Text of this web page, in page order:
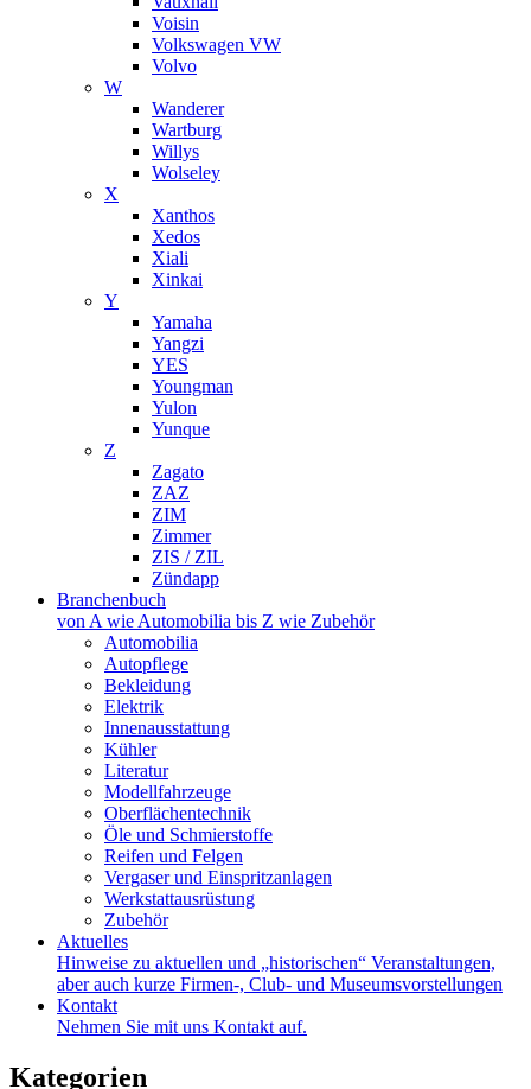
Voisin
Volkswagen VW
Volvo
W
Wanderer
Wartburg
Willys
Wolseley
X
Xanthos
Xedos
Xiali
Xinkai
Y
Yamaha
Yangzi
YES
Youngman
Yulon
Yunque
Z
Zagato
ZAZ
ZIM
Zimmer
ZIS / ZIL
Zündapp
Branchenbuch
von A wie Automobilia bis Z wie Zubehör
Automobilia
Autopflege
Bekleidung
Elektrik
Innenausstattung
Kühler
Literatur
Modellfahrzeuge
Oberflächentechnik
Öle und Schmierstoffe
Reifen und Felgen
Vergaser und Einspritzanlagen
Werkstattausrüstung
Zubehör
Aktuelles
Hinweise zu aktuellen und „historischen“ Veranstaltungen,
aber auch kurze Firmen-, Club- und Museumsvorstellungen
Kontakt
Nehmen Sie mit uns Kontakt auf.
Kategorien